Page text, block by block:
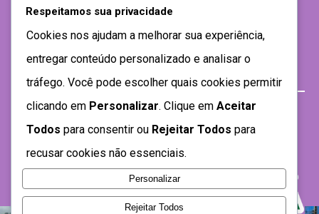
Respeitamos sua privacidade
Cookies nos ajudam a melhorar sua experiência,
entregar conteúdo personalizado e analisar o
tráfego. Você pode escolher quais cookies permitir
clicando em Personalizar. Clique em Aceitar
Todos para consentir ou Rejeitar Todos para
recusar cookies não essenciais.
Personalizar
Rejeitar Todos